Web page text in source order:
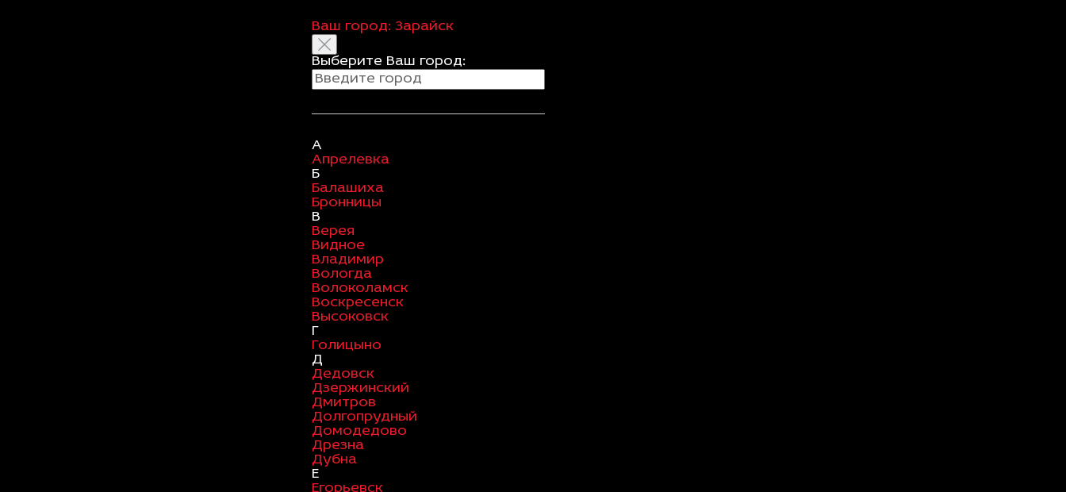
Ваш город: Зарайск
Выберите Ваш город:
А
Апрелевка
Б
Балашиха
Бронницы
В
Верея
Видное
Владимир
Вологда
Волоколамск
Воскресенск
Высоковск
Г
Голицыно
Д
Дедовск
Дзержинский
Дмитров
Долгопрудный
Домодедово
Дрезна
Дубна
Е
Егорьевск